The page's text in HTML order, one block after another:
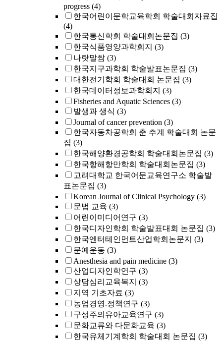
progress (4)
한국어린이문학교육학회 학술대회자료집
(4)
한국통신학회 학술대회논문집 (3)
한국식품영양과학회지 (3)
나랏말쌈 (3)
한국지구과학회 학술발표논문집 (3)
대한전기학회 학술대회 논문집 (3)
한국데이터정보과학회지 (3)
Fisheries and Aquatic Sciences (3)
발생과 생식 (3)
Journal of cancer prevention (3)
한국자동차공학회 춘 추계 학술대회 논문
집 (3)
한국해양환경공학회 학술대회논문집 (3)
한국항해항만학회 학술대회논문집 (3)
고려대학교 한국어문교육연구소 학술발
표논문집 (3)
Korean Journal of Clinical Psychology (3)
문법 교육 (3)
어린이미디어연구 (3)
한국디자인학회 학술발표대회 논문집 (3)
한국엔터테인먼트산업학회논문지 (3)
문예운동 (3)
Anesthesia and pain medicine (3)
산업디자인학연구 (3)
상담심리교육복지 (3)
지역 기초자료 (3)
농업경영.정책연구 (3)
구성주의유아교육연구 (3)
문화교류와 다문화교육 (3)
한국유체기계학회 학술대회 논문집 (3)